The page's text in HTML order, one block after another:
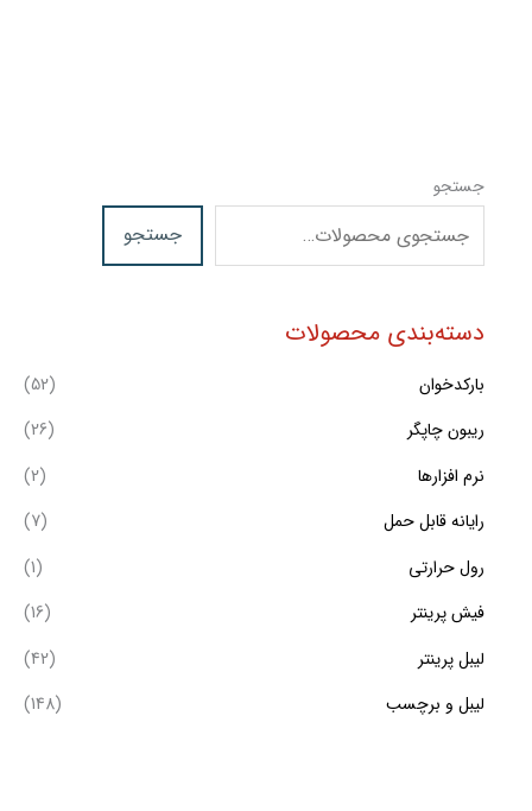
جستجو
جستجو
دسته‌بندی محصولات
بارکدخوان
(52)
ریبون چاپگر
(26)
نرم افزارها
(2)
رایانه قابل حمل
(7)
رول حرارتی
(1)
فیش پرینتر
(16)
لیبل پرینتر
(42)
لیبل و برچسب
(148)